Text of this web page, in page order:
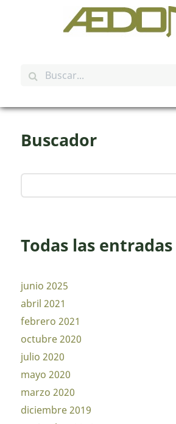
Buscador
Todas las entradas
junio 2025
abril 2021
febrero 2021
octubre 2020
julio 2020
mayo 2020
marzo 2020
diciembre 2019